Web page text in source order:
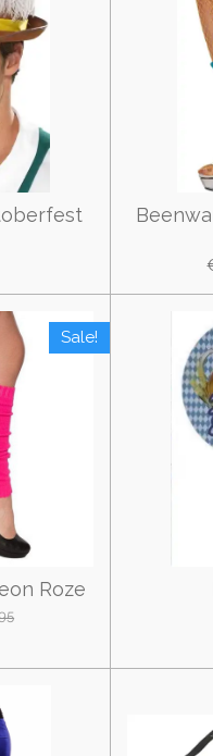
Sale!
Roze